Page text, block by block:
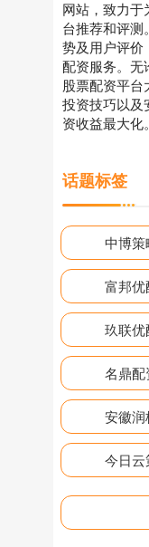
网站，致力
台推荐和评
势及用户评价
配资服务。无
股票配资平
投资技巧以及
资收益最大化。
话题标签
中博策
富邦优
玖联优
名鼎配
安徽润
今日云